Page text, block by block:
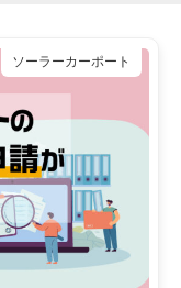
ソーラーカーポート